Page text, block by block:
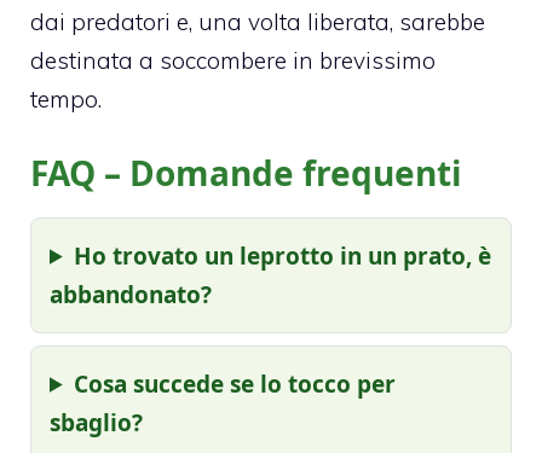
dai predatori e, una volta liberata, sarebbe
destinata a soccombere in brevissimo
tempo.
FAQ – Domande frequenti
Ho trovato un leprotto in un prato, è
abbandonato?
Cosa succede se lo tocco per
sbaglio?